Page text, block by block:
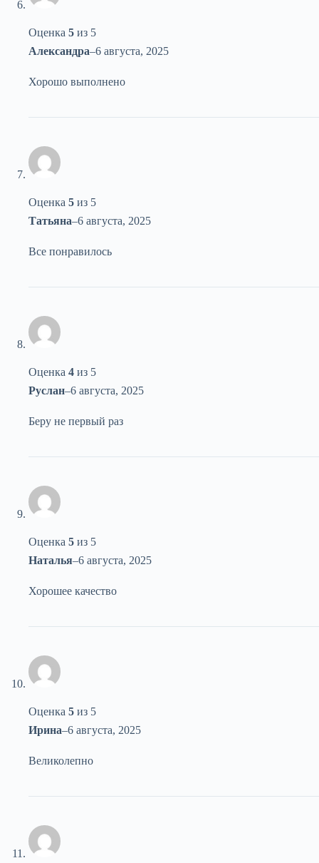
Оценка 5 из 5
Александра–6 августа, 2025
Хорошо выполнено
Оценка 5 из 5
Татьяна–6 августа, 2025
Все понравилось
Оценка 4 из 5
Руслан–6 августа, 2025
Беру не первый раз
Оценка 5 из 5
Наталья–6 августа, 2025
Хорошее качество
Оценка 5 из 5
Ирина–6 августа, 2025
Великолепно